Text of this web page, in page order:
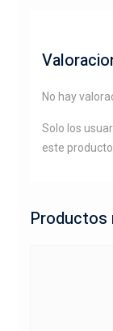
No hay
Solo los
este
Productos